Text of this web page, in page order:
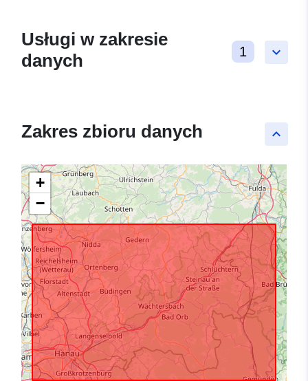
keyboard_arrow_down
Usługi w zakresie
danych
1
keyboard_arrow_up
Zakres zbioru danych
+
−